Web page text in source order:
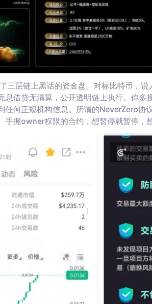
三层链上黑话的资金盘。对标比特币，
息借贷无清算，公开透明链上执行。你多
任何正规机构信息。所谓的NeverZero协
手握owner权限的合约，想暂停就暂停，